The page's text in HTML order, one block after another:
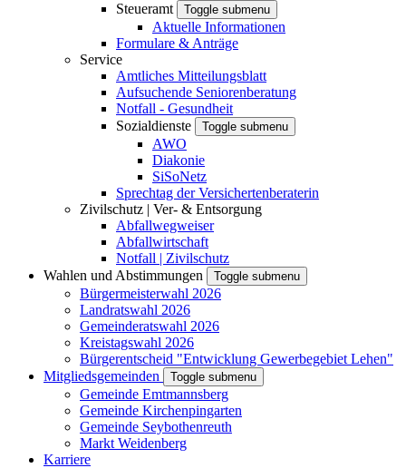
Steueramt
Toggle submenu
Aktuelle Informationen
Formulare & Anträge
Service
Amtliches Mitteilungsblatt
Aufsuchende Seniorenberatung
Notfall - Gesundheit
Sozialdienste
Toggle submenu
AWO
Diakonie
SiSoNetz
Sprechtag der Versichertenberaterin
Zivilschutz | Ver- & Entsorgung
Abfallwegweiser
Abfallwirtschaft
Notfall | Zivilschutz
Wahlen und Abstimmungen
Toggle submenu
Bürgermeisterwahl 2026
Landratswahl 2026
Gemeinderatswahl 2026
Kreistagswahl 2026
Bürgerentscheid "Entwicklung Gewerbegebiet Lehen"
Mitgliedsgemeinden
Toggle submenu
Gemeinde Emtmannsberg
Gemeinde Kirchenpingarten
Gemeinde Seybothenreuth
Markt Weidenberg
Karriere